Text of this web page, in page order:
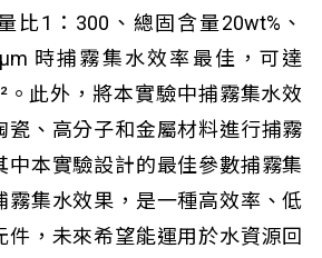
比1：300、總固含量20wt%、
時捕霧集水效率最佳，可達
此外，將本實驗中捕霧集水效
瓷、高分子和金屬材料進行捕霧
中本實驗設計的最佳參數捕霧集
霧集水效果，是一種高效率、低
件，未來希望能運用於水資源回